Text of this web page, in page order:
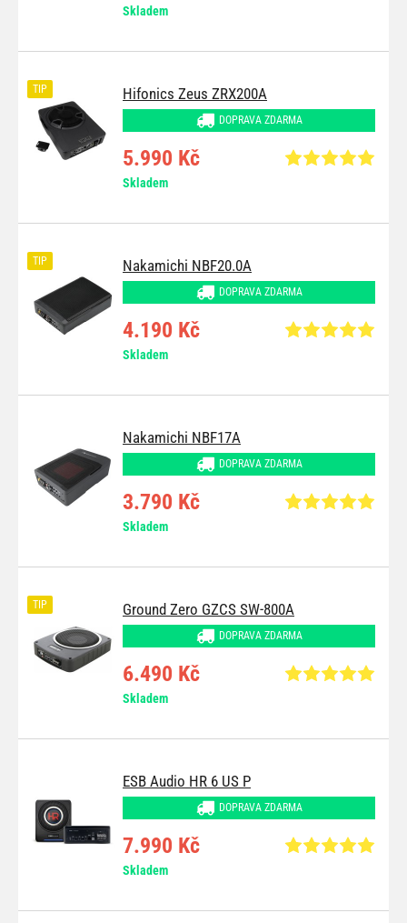
Skladem
Hifonics Zeus ZRX200A
DOPRAVA ZDARMA
TIP
5.990 Kč
Skladem
Nakamichi NBF20.0A
DOPRAVA ZDARMA
TIP
4.190 Kč
Skladem
Nakamichi NBF17A
DOPRAVA ZDARMA
3.790 Kč
Skladem
Ground Zero GZCS SW-800A
DOPRAVA ZDARMA
TIP
6.490 Kč
Skladem
ESB Audio HR 6 US P
DOPRAVA ZDARMA
7.990 Kč
Skladem